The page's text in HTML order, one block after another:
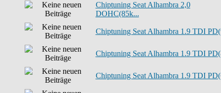
Chiptuning Seat Alhambra 2,0
DOHC(85k...
Chiptuning Seat Alhambra 1.9 TDI
Chiptuning Seat Alhambra 1.9 TDI
Chiptuning Seat Alhambra 1.9 TDI